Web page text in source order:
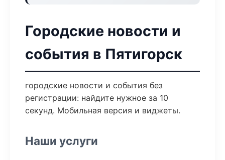
Городские новости и
события в Пятигорск
городские новости и события без
регистрации: найдите нужное за 10
секунд. Мобильная версия и виджеты.
Наши услуги